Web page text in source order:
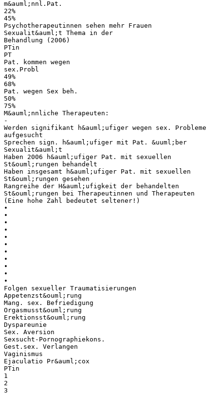
m&auml;nnl.Pat.
22%
45%
Psychotherapeutinnen sehen mehr Frauen
Sexualit&auml;t Thema in der
Behandlung (2006)
PTin
PT
Pat. kommen wegen
sex.Probl
49%
68%
Pat. wegen Sex beh.
50%
75%
M&auml;nnliche Therapeuten:
-
Werden signifikant h&auml;ufiger wegen sex. Probleme
aufgesucht
Sprechen sign. h&auml;ufiger mit Pat. &uuml;ber
Sexualit&auml;t
Haben 2006 h&auml;ufiger Pat. mit sexuellen
St&ouml;rungen behandelt
Haben insgesamt h&auml;ufiger Pat. mit sexuellen
St&ouml;rungen gesehen
Rangreihe der H&auml;ufigkeit der behandelten
St&ouml;rungen bei Therapeutinnen und Therapeuten
(Eine hohe Zahl bedeutet seltener!)
•
•
•
•
•
•
•
•
•
•
•
Folgen sexueller Traumatisierungen
Appetenzst&ouml;rung
Mang. sex. Befriedigung
Orgasmusst&ouml;rung
Erektionsst&ouml;rung
Dyspareunie
Sex. Aversion
Sexsucht-Pornographiekons.
Gest.sex. Verlangen
Vaginismus
Ejaculatio Pr&auml;cox
PTin
1
2
3